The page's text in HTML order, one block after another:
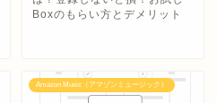
Boxのもらい方とデメリット
Amazon Music（アマゾンミュージック）